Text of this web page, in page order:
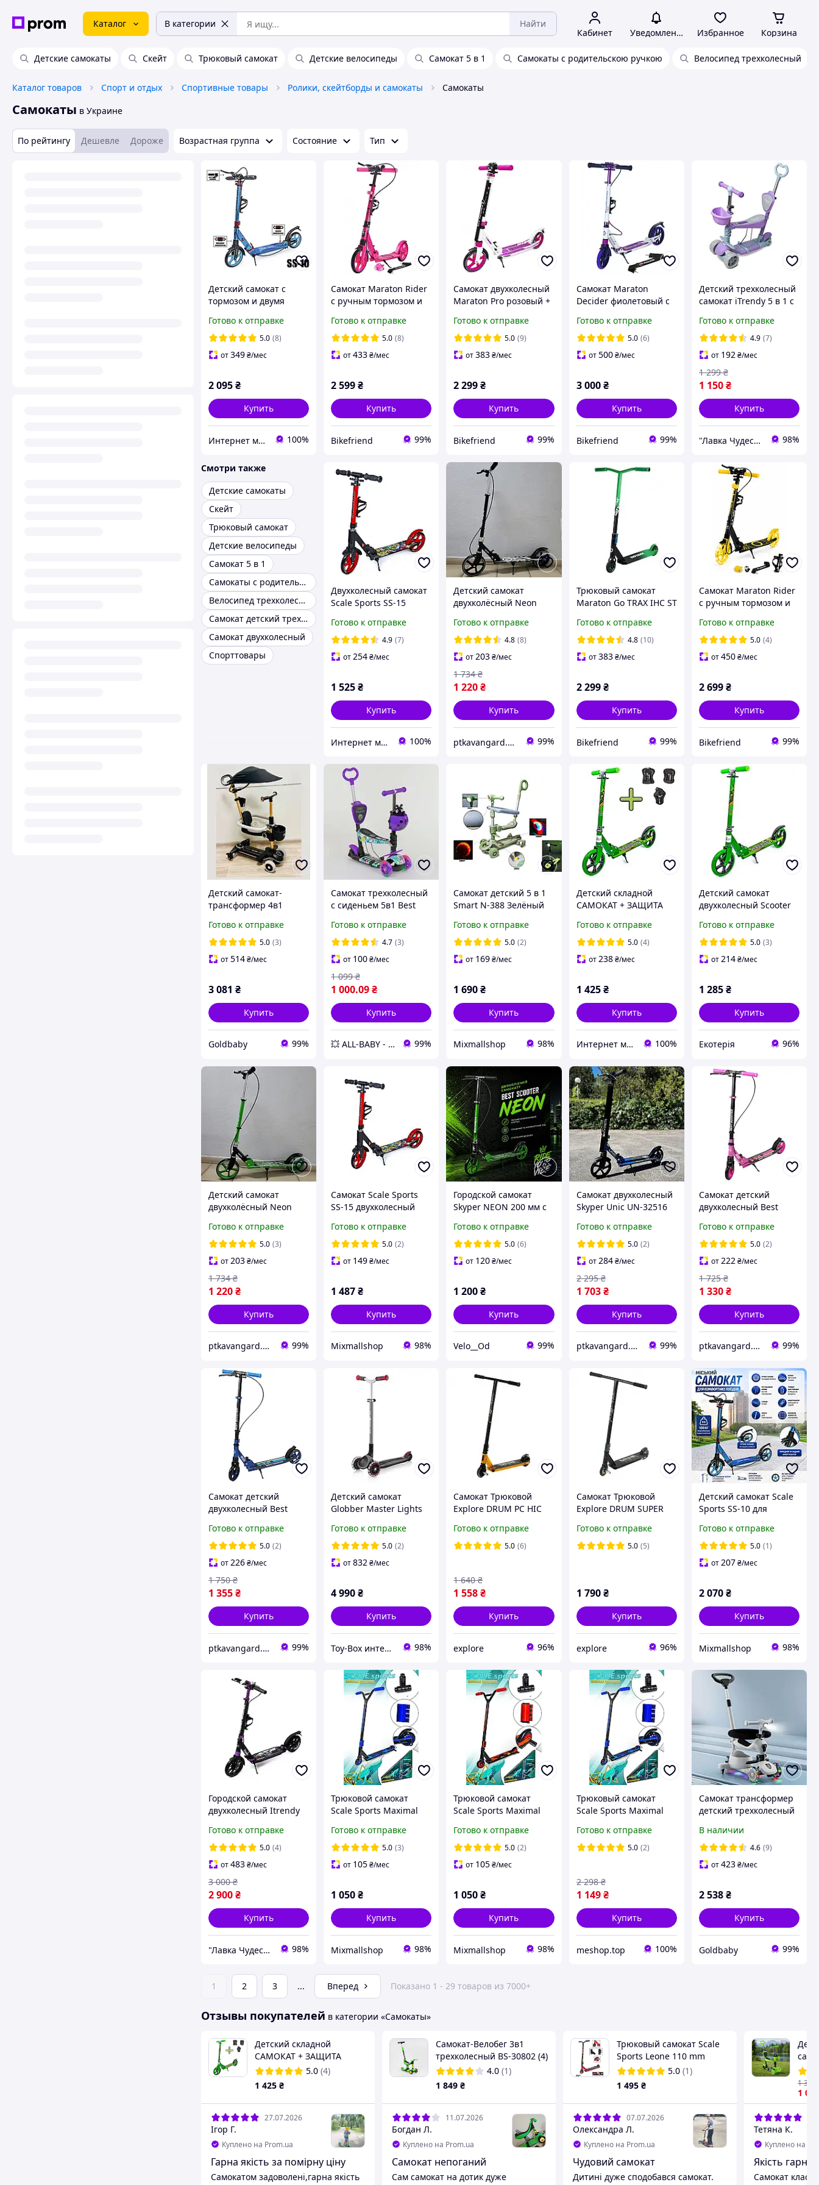
Каталог В категории Найти
Кабинет Уведомления Избранное Корзина
Детские самокаты Скейт Трюковый самокат Детские велосипеды Самокат 5 в 1 Самокаты с родительскою ручкою Велосипед трехколесный
Каталог товаров Спорт и отдых Спортивные товары Ролики, скейтборды и самокаты Самокаты
Самокаты в Украине
По рейтингу Дешевле Дороже Возрастная группа Состояние Тип
Детский самокат с
тормозом и двумя
Sports SS-10. Цвет
Tiffany Metallic
Готово к отправке
5.0 (8)
от349₴/мес
2 095₴
Купить
Интернет магазин "Zabawki" 100%
Самокат Maraton Rider
с ручным тормозом и
розовый
Готово к отправке
5.0 (8)
от433₴/мес
2 599₴
Купить
Bikefriend 99%
Самокат двухколесный
Maraton Pro розовый +
Готово к отправке
5.0 (9)
от383₴/мес
2 299₴
Купить
Bikefriend 99%
Самокат Maraton
Decider фиолетовый с
подногой + ремень
Готово к отправке
5.0 (6)
от500 ₴/мес
3 000 ₴
Купить
Bikefriend 99%
Детский трехколесный
самокат iTrendy 5 в 1 с
Scooter Uni Smart 5 in1
Фиолетовый
Готово к отправке
4.9 (7)
от 192₴/мес
1 150₴
1 299 ₴
Купить
"Лавка Чудес" Маркет ваших бажань! 98%
Смотри также
Детские самокаты
Скейт
Трюковый самокат
Детские велосипеды
Самокат 5 в 1
Самокаты с родительскою ручкою
Велосипед трехколесный
Самокат детский трехколесный
Самокат двухколесный
Спорттовары
Двухколесный самокат
Scale Sports SS-15
ножным тормозом.
Черно-красный
Готово к отправке
4.9 (7)
от254₴/мес
1 525₴
Купить
Интернет магазин "Zabawki" 100%
Детский самокат
двухколёсный Neon
лет, с ручным
тормозом, колеса 200
мм, черный
Готово к отправке
4.8 (8)
от203₴/мес
1 220₴
1 734 ₴
Купить
ptkavangard.com.ua 99%
Трюковый самокат
Maraton Go TRAX IHC ST
Готово к отправке
4.8 (10)
от383 ₴/мес
2 299 ₴
Купить
Bikefriend 99%
Самокат Maraton Rider
с ручным тормозом и
желтый
Готово к отправке
5.0 (4)
от450₴/мес
2 699₴
Купить
Bikefriend 99%
Детский самокат-
трансформер 4в1
родительской ручкой
черный Maraton (8028)
Готово к отправке
5.0 (3)
от514₴/мес
3 081 ₴
Купить
Goldbaby 99%
Самокат трехколесный
с сиденьем 5в1 Best
Фиолетовый,
корзинкой,
родительской ручкой
Готово к отправке
4.7 (3)
от 100₴/мес
1 000.09₴
1 099 ₴
Купить
💥 ALL-BABY - интернет - магазин товаров для детей 99%
Самокат детский 5 в 1
Smart N-388 Зелёный
подсветкой и музыкой
для малышей от 1 года.
Готово к отправке
5.0 (2)
от 169₴/мес
1 690₴
Купить
Mixmallshop 98%
Детский складной
САМОКАТ + ЗАЩИТА
цвет
Готово к отправке
5.0 (4)
от 238 ₴/мес
1 425 ₴
Купить
Интернет магазин "Zabawki" 100%
Детский самокат
двухколесный Scooter
лет. Зеленый цвет
Готово к отправке
5.0 (3)
от 214₴/мес
1 285₴
Купить
Екотерія 96%
Детский самокат
двухколёсный Neon
лет, с ручным
тормозом, колеса 200
мм, зеленый
Готово к отправке
5.0 (3)
от203₴/мес
1 220₴
1 734 ₴
Купить
ptkavangard.com.ua 99%
Самокат Scale Sports
SS-15 двухколесный
Готово к отправке
5.0 (2)
от 149₴/мес
1 487₴
Купить
Mixmallshop 98%
Городской самокат
Skyper NEON 200 мм с
складной, детский/
подростковый
Готово к отправке
5.0 (6)
от 120₴/мес
1 200₴
Купить
Velo__Od 99%
Самокат двухколесный
Skyper Unic UN-32516
тормоз, колеса
полиуретан 200 мм,
амортизатор синий
Готово к отправке
5.0 (2)
от284 ₴/мес
1 703 ₴
2 295 ₴
Купить
ptkavangard.com.ua 99%
Самокат детский
двухколесный Best
ручной тормоз, колеса,
PU 145мм, розовый
Готово к отправке
5.0 (2)
от222₴/мес
1 330₴
1 725 ₴
Купить
ptkavangard.com.ua 99%
Самокат детский
двухколесный Best
ручной тормоз, колеса,
PU 145мм, синий
Готово к отправке
5.0 (2)
от226₴/мес
1 355₴
1 750 ₴
Купить
ptkavangard.com.ua 99%
Детский самокат
Globber Master Lights
(662-120-2)
Готово к отправке
5.0 (2)
от832₴/мес
4 990₴
Купить
Toy-Box интернет-магазин детских товаров 98%
Самокат Трюковой
Explore DRUM PC HIC
Готово к отправке
5.0 (6)
1 558₴
1 640 ₴
Купить
explore 96%
Самокат Трюковой
Explore DRUM SUPER
трюков
Готово к отправке
5.0 (5)
1 790 ₴
Купить
explore 96%
Детский самокат Scale
Sports SS-10 для
тиффани металлик
цвет с ручным
тормозом, 2
амортизатора
Готово к отправке
5.0 (1)
от207₴/мес
2 070₴
Купить
Mixmallshop 98%
Городской самокат
двухколесный Itrendy
дисковым тормозом и
держателем для
бутылки,
Готово к отправке
5.0 (4)
от483₴/мес
2 900₴
3 000 ₴
Купить
"Лавка Чудес" Маркет ваших бажань! 98%
Трюковой самокат
Scale Sports Maximal
колеса 100 мм
Готово к отправке
5.0 (3)
от 105₴/мес
1 050₴
Купить
Mixmallshop 98%
Трюковой самокат
Scale Sports Maximal
колеса 100 мм
Готово к отправке
5.0 (2)
от 105₴/мес
1 050₴
Купить
Mixmallshop 98%
Трюковый самокат
Scale Sports Maximal
синий,алюминиевая
рама
Готово к отправке
5.0 (2)
1 149 ₴
2 298 ₴
Купить
meshop.top 100%
Самокат трансформер
детский трехколесный
ручкой серый Maraton
(K619)
В наличии
4.6 (9)
от423₴/мес
2 538₴
Купить
Goldbaby 99%
1 2 3 ... Вперед Показано 1 - 29 товаров из 7000+
Отзывы покупателей в категории «Самокаты»
Детский складной
САМОКАТ + ЗАЩИТА
Scooter 460. Зеленый цвет
5.0 (4)
1 425 ₴
27.07.2026
Ігор Г.
Куплено на Prom.ua
Гарна якість за помірну ціну
Самокатом задоволені,гарна якість
Самокат-Велобег 3в1
трехколесный BS-30802 (4)
Best Scooter, 3 колеса PU
со светом, сиденье,
4.0 (1)
1 849 ₴
11.07.2026
Богдан Л.
Куплено на Prom.ua
Самокат непоганий
Сам самокат на дотик дуже
Трюковый самокат Scale
Sports Leone 110 mm
Красный
5.0 (1)
1 495 ₴
07.07.2026
Олександра Л.
Куплено на Prom.ua
Чудовий самокат
Дитині дуже сподобався самокат.
1 050
1 313
Тетяна К.
Куплено на
Якість
Самокат класний, яскравий, легко